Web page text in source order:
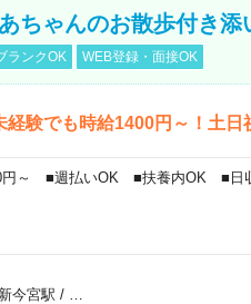
ちゃんのお散歩付き
ランクOK WEB登録・面接OK
験でも時給1400円～！土日
円～ ■週払いOK ■扶養内OK ■日
新今宮駅 /